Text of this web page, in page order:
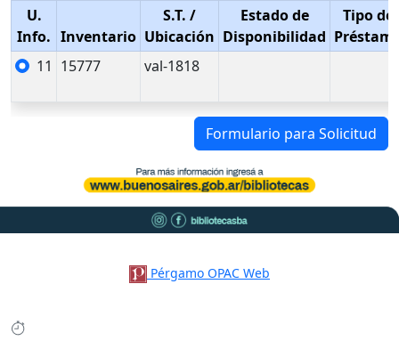
U.
Info. Inventario
S.T. /
Ubicación
Estado de
Disponibilidad
Tipo de
11 15777 val-1818
Formulario para Solicitud
Pérgamo OPAC Web